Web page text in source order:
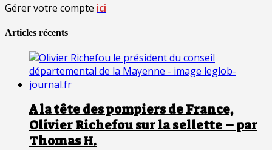
Gérer votre compte ici
Articles récents
A la tête des pompiers de France,
Olivier Richefou sur la sellette – par
Thomas H.